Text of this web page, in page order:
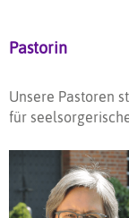
Pastorin
Unsere Pastoren
für